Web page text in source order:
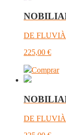
DE
225,00 €
Comprar
DE